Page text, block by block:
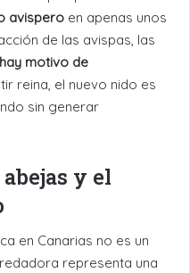
avispero en apenas unos
de las avispas, las
motivo de
reina, el nuevo nido es
sin generar
y el
en Canarias no es un
representa una